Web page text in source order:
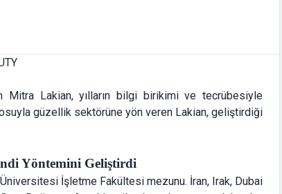
Mitra Lakian, yılların bilgi birikimi ve tecrübesiyle
güzellik sektörüne yön veren Lakian, geliştirdiği
Yöntemini Geliştirdi
İşletme Fakültesi mezunu. İran, Irak, Dubai